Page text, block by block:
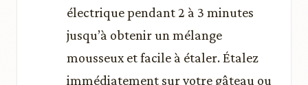
électrique pendant 2 à 3 minutes
jusqu’à obtenir un mélange
mousseux et facile à étaler. Étalez
immédiatement sur votre gâteau ou